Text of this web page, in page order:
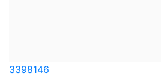
3398146